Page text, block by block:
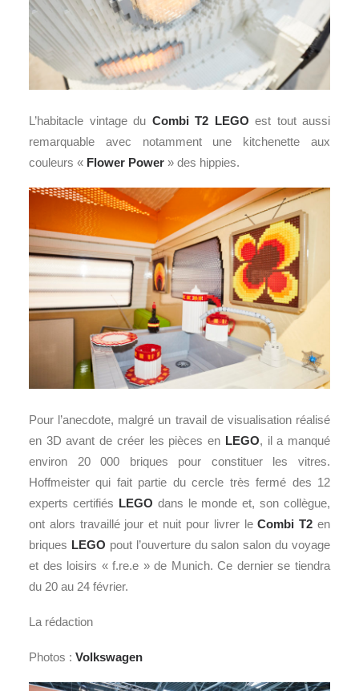
L’habitacle vintage du Combi T2 LEGO est tout aussi
remarquable avec notamment une kitchenette aux
couleurs « Flower Power » des hippies.
Pour l’anecdote, malgré un travail de visualisation réalisé
en 3D avant de créer les pièces en LEGO, il a manqué
environ 20 000 briques pour constituer les vitres.
Hoffmeister qui fait partie du cercle très fermé des 12
experts certifiés LEGO dans le monde et, son collègue,
ont alors travaillé jour et nuit pour livrer leCombi T2 en
briques LEGO pout l’ouverture du salon salon du voyage
et des loisirs « f.re.e » de Munich. Ce dernier se tiendra
du 20 au 24 février.
La rédaction
Photos : Volkswagen